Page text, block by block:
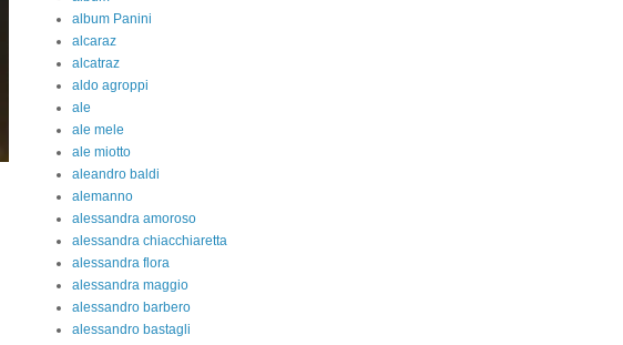
album Panini
alcaraz
alcatraz
aldo agroppi
ale
ale mele
ale miotto
aleandro baldi
alemanno
alessandra amoroso
alessandra chiacchiaretta
alessandra flora
alessandra maggio
alessandro barbero
alessandro bastagli